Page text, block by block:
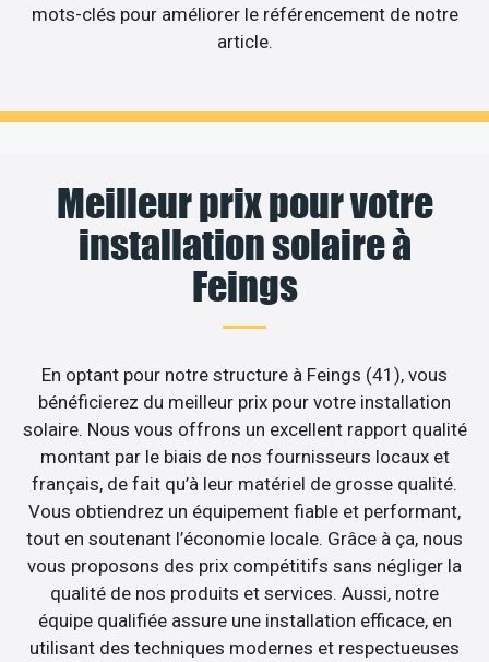
mots-clés pour améliorer le référencement de notre
article.
Meilleur prix pour votre
installation solaire à
Feings
En optant pour notre structure à Feings (41), vous
bénéficierez du meilleur prix pour votre installation
solaire. Nous vous offrons un excellent rapport qualité
montant par le biais de nos fournisseurs locaux et
français, de fait qu’à leur matériel de grosse qualité.
Vous obtiendrez un équipement fiable et performant,
tout en soutenant l’économie locale. Grâce à ça, nous
vous proposons des prix compétitifs sans négliger la
qualité de nos produits et services. Aussi, notre
équipe qualifiée assure une installation efficace, en
utilisant des techniques modernes et respectueuses